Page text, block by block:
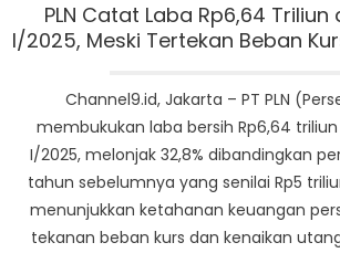
PLN Catat Laba Rp6,64
I/2025, Meski Tertekan Beban
Channel9.id, Jakarta – PT PLN
membukukan laba bersih Rp6,64
I/2025, melonjak 32,8% dibandingkan
tahun sebelumnya yang senilai Rp5
menunjukkan ketahanan keuangan
tekanan beban kurs dan kenaikan